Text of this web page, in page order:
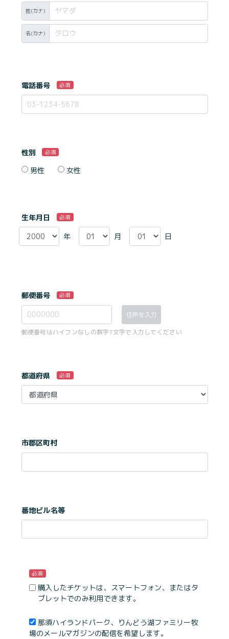
姓(カナ)
名(カナ)
電話番号 必須
性別 必須
男性 女性
生年月日 必須
年 月 日
郵便番号 必須
住所を入力
郵便番号はハイフンなしの数字7文字で入力してください
都道府県 必須
市郡区町村
番地ビル名等
必須
購入したチケットは、スマートフォン、またはタ
ブレットでのみ利用できます。
那須ハイランドパーク、りんどう湖ファミリー牧
場のメールマガジンの配信を希望します。